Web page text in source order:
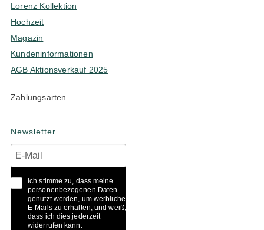
Lorenz Kollektion
Hochzeit
Magazin
Kundeninformationen
AGB Aktionsverkauf 2025
Zahlungsarten
Newsletter
Ich stimme zu, dass meine
personenbezogenen Daten
genutzt werden, um werbliche
E-Mails zu erhalten, und weiß,
dass ich dies jederzeit
widerrufen kann.